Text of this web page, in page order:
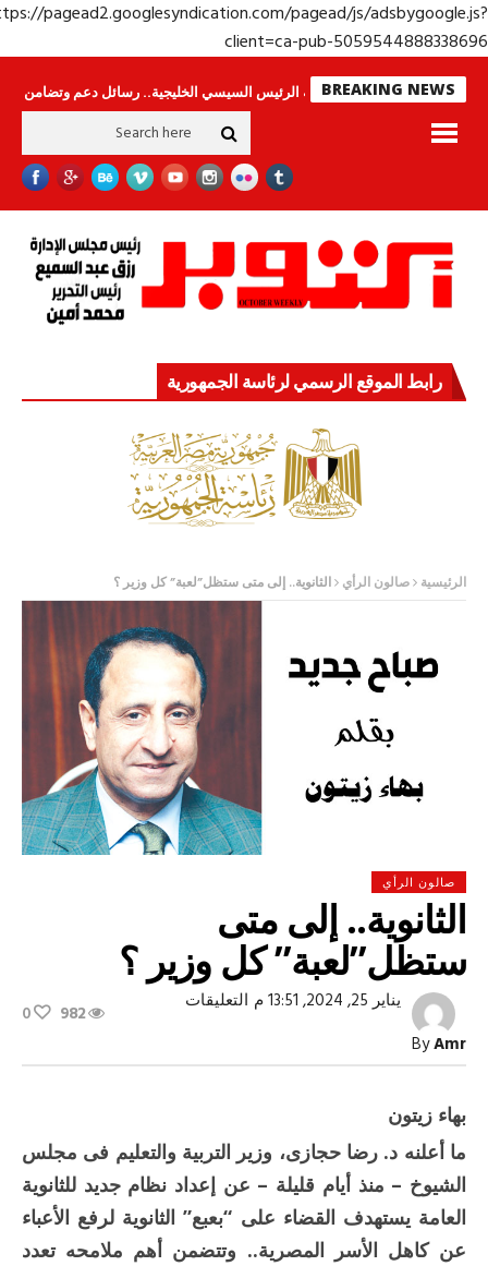
https://pagead2.googlesyndication.com/pagead/js/
client=ca-pub-
BREAKING NEWS
لا ينامون جولة الرئيس السيسي الخليجية.. رسائل دعم وتضامن للأشقاء
رابط الموقع الرسمي لرئاسة الجمهورية
الرئيسية صالون الرأي الثانوية.. إلى متى ستظل”لعبة” كل وزير ؟
صالون الرأي
الثانوية.. إلى متى
ستظل”لعبة” كل وزير ؟
ByAmr
يناير 25, 2024, 13:51 م التعليقاتعلى
ستظل”لعبة”
مغلقة
982
0
بهاء زيتون
ما أعلنه د. رضا حجازى، وزير التربية والتعليم فى مجلس
الشيوخ – منذ أيام قليلة – عن إعداد نظام جديد للثانوية
العامة يستهدف القضاء على “بعبع” الثانوية لرفع الأعباء
عن كاهل الأسر المصرية.. وتتضمن أهم ملامحه تعدد